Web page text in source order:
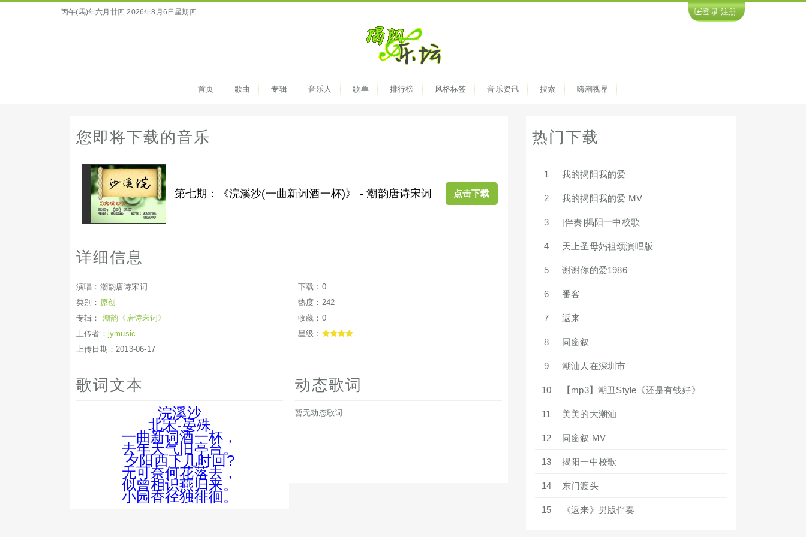
丙午(馬)年六月廿四 2026年8月6日星期四 登录 注册
首页 歌曲 专辑 音乐人 歌单 排行榜 风格标签 音乐资讯 搜索 嗨潮视界
您即将下载的音乐
第七期：《浣溪沙(一曲新词酒一杯)》 - 潮韵唐诗宋词 点击下载
详细信息
演唱：潮韵唐诗宋词
类别： 原创
专辑： 潮韵《唐诗宋词》
上传者： jymusic
上传日期：2013-06-17
下载：0
热度：242
收藏：0
星级：
歌词文本
浣溪沙
北宋-晏殊
一曲新词酒一杯，
去年天气旧亭台。
夕阳西下几时回?
无可奈何花落去，
似曾相识燕归来。
小园香径独徘徊。
动态歌词
暂无动态歌词
热门下载
1 我的揭阳我的爱
2 我的揭阳我的爱 MV
3 [伴奏]揭阳一中校歌
4 天上圣母妈祖颂演唱版
5 谢谢你的爱1986
6 番客
7 返来
8 同窗叙
9 潮汕人在深圳市
10 【mp3】潮丑Style《还是有钱好》
11 美美的大潮汕
12 同窗叙 MV
13 揭阳一中校歌
14 东门渡头
15 《返来》男版伴奏